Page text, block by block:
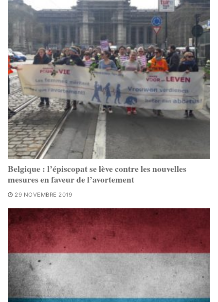
Belgique : l’épiscopat se lève contre les nouvelles
mesures en faveur de l’avortement
29 NOVEMBRE 2019